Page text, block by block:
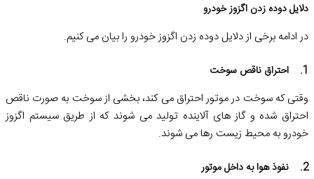
دلایل دوده زدن اگزوز خودرو
در ادامه برخی از دلایل دوده زدن اگزوز خودرو را بیان می کنیم.
1. احتراق ناقص سوخت
وقتی که سوخت در موتور احتراق می ‌کند، بخشی از سوخت به صورت ناقص
احتراق شده و گاز های آلاینده تولید می ‌شوند که از طریق سیستم اگزوز
خودرو به محیط زیست رها می‌ شوند.
2. نفوذ هوا به داخل موتور